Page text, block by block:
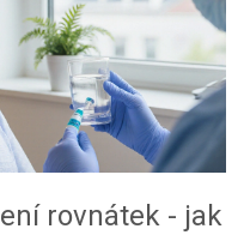
rovnátek - jak